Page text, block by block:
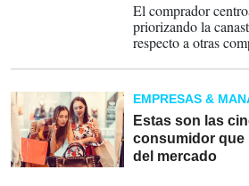
El comprador
priorizando la
respecto a otras
EMPRESAS &
Estas son las
consumidor que
del mercado